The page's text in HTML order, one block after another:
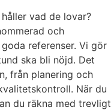
vad de lovar?
och
referenser. Vi gör
ska bli nöjd. Det
från planering och
När du
du räkna med trevligt